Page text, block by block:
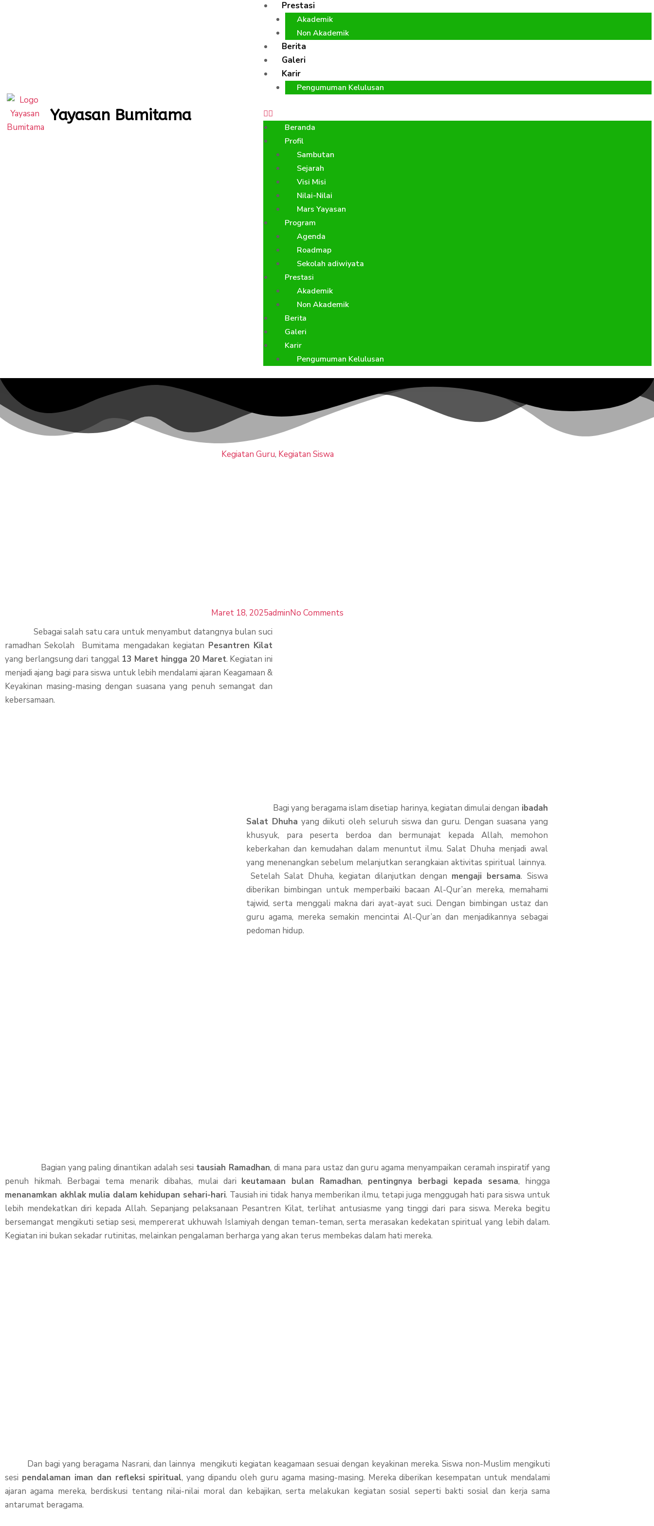
Yayasan Bumitama
Prestasi
Akademik
Non Akademik
Berita
Galeri
Karir
Pengumuman Kelulusan
Beranda
Profil
Sambutan
Sejarah
Visi Misi
Nilai-Nilai
Mars Yayasan
Program
Agenda
Roadmap
Sekolah adiwiyata
Prestasi
Akademik
Non Akademik
Berita
Galeri
Karir
Pengumuman Kelulusan
Kegiatan Guru, Kegiatan Siswa
Maret 18, 2025adminNo Comments
Sebagai salah satu cara untuk menyambut datangnya bulan suci
ramadhan Sekolah Bumitama mengadakan kegiatan Pesantren Kilat
yang berlangsung dari tanggal 13 Maret hingga 20 Maret. Kegiatan ini
menjadi ajang bagi para siswa untuk lebih mendalami ajaran Keagamaan &
Keyakinan masing-masing dengan suasana yang penuh semangat dan
kebersamaan.
Bagi yang beragama islam disetiap harinya, kegiatan dimulai dengan ibadah
Salat Dhuha yang diikuti oleh seluruh siswa dan guru. Dengan suasana yang
khusyuk, para peserta berdoa dan bermunajat kepada Allah, memohon
keberkahan dan kemudahan dalam menuntut ilmu. Salat Dhuha menjadi awal
yang menenangkan sebelum melanjutkan serangkaian aktivitas spiritual lainnya.
Setelah Salat Dhuha, kegiatan dilanjutkan dengan mengaji bersama. Siswa
diberikan bimbingan untuk memperbaiki bacaan Al-Qur’an mereka, memahami
tajwid, serta menggali makna dari ayat-ayat suci. Dengan bimbingan ustaz dan
guru agama, mereka semakin mencintai Al-Qur’an dan menjadikannya sebagai
pedoman hidup.
Bagian yang paling dinantikan adalah sesi tausiah Ramadhan, di mana para ustaz dan guru agama menyampaikan ceramah inspiratif yang
penuh hikmah. Berbagai tema menarik dibahas, mulai dari keutamaan bulan Ramadhan, pentingnya berbagi kepada sesama, hingga
menanamkan akhlak mulia dalam kehidupan sehari-hari. Tausiah ini tidak hanya memberikan ilmu, tetapi juga menggugah hati para siswa untuk
lebih mendekatkan diri kepada Allah. Sepanjang pelaksanaan Pesantren Kilat, terlihat antusiasme yang tinggi dari para siswa. Mereka begitu
bersemangat mengikuti setiap sesi, mempererat ukhuwah Islamiyah dengan teman-teman, serta merasakan kedekatan spiritual yang lebih dalam.
Kegiatan ini bukan sekadar rutinitas, melainkan pengalaman berharga yang akan terus membekas dalam hati mereka.
Dan bagi yang beragama Nasrani, dan lainnya mengikuti kegiatan keagamaan sesuai dengan keyakinan mereka. Siswa non-Muslim mengikuti
sesi pendalaman iman dan refleksi spiritual, yang dipandu oleh guru agama masing-masing. Mereka diberikan kesempatan untuk mendalami
ajaran agama mereka, berdiskusi tentang nilai-nilai moral dan kebajikan, serta melakukan kegiatan sosial seperti bakti sosial dan kerja sama
antarumat beragama.